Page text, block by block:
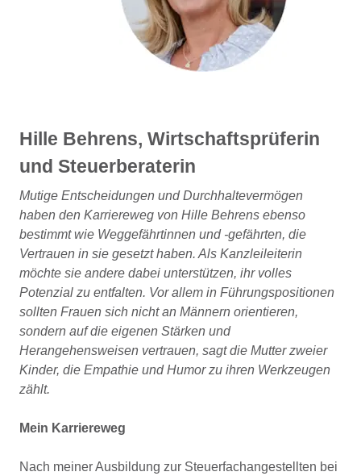
Hille Behrens, Wirtschaftsprüferin
und Steuerberaterin
Mutige Entscheidungen und Durchhaltevermögen
haben den Karriereweg von Hille Behrens ebenso
bestimmt wie Weggefährtinnen und -gefährten, die
Vertrauen in sie gesetzt haben. Als Kanzleileiterin
möchte sie andere dabei unterstützen, ihr volles
Potenzial zu entfalten. Vor allem in Führungspositionen
sollten Frauen sich nicht an Männern orientieren,
sondern auf die eigenen Stärken und
Herangehensweisen vertrauen, sagt die Mutter zweier
Kinder, die Empathie und Humor zu ihren Werkzeugen
zählt.
Mein Karriereweg
Nach meiner Ausbildung zur Steuerfachangestellten bei